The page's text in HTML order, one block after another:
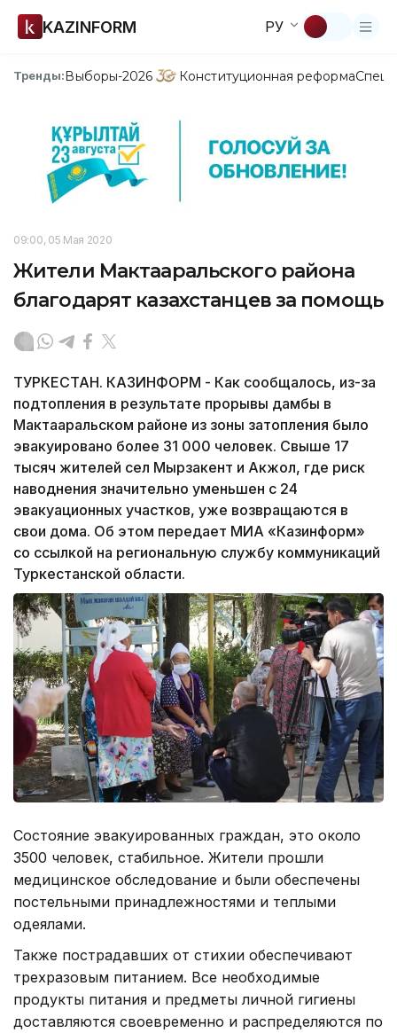
KAZINFORM РУ
Тренды:Выборы-2026 Конституционная реформа
09:00, 05 Мая 2020
Жители Мактааральского района
благодарят казахстанцев за помощь
ТУРКЕСТАН. КАЗИНФОРМ - Как сообщалось, из-за
подтопления в результате прорывы дамбы в
Мактааральском районе из зоны затопления было
эвакуировано более 31 000 человек. Свыше 17
тысяч жителей сел Мырзакент и Акжол, где риск
наводнения значительно уменьшен с 24
эвакуационных участков, уже возвращаются в
свои дома. Об этом передает МИА «Казинформ»
со ссылкой на региональную службу коммуникаций
Туркестанской области.
Состояние эвакуированных граждан, это около
3500 человек, стабильное. Жители прошли
медицинское обследование и были обеспечены
постельными принадлежностями и теплыми
одеялами.
Также пострадавших от стихии обеспечивают
трехразовым питанием. Все необходимые
продукты питания и предметы личной гигиены
доставляются своевременно и распределяются по